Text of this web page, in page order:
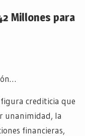
Millones para
crediticia que
unanimidad, la
financieras,